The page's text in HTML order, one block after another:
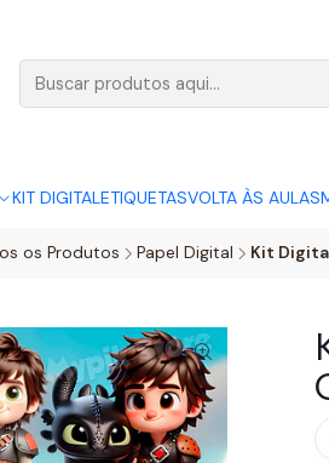
KIT DIGITALETIQUETASVOLTA ÀS AULAS
os Produtos Papel Digital Kit